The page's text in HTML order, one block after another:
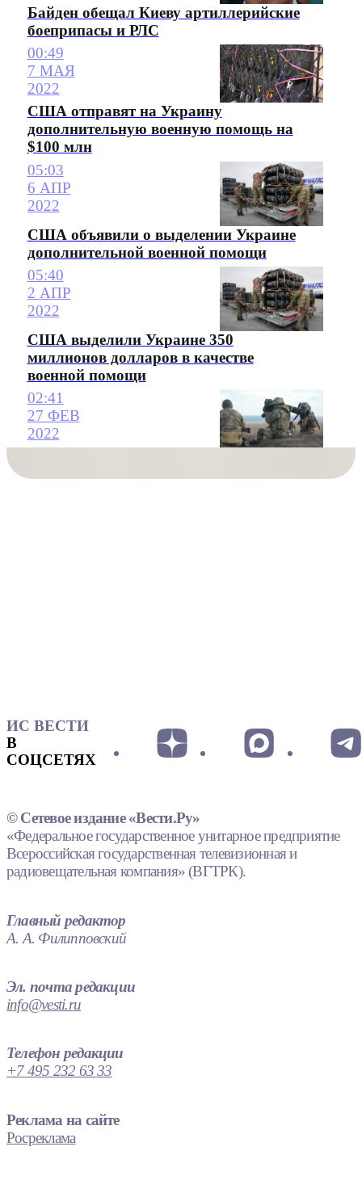
Байден обещал Киеву артиллерийские
боеприпасы и РЛС
00:49
7 МАЯ
2022
США отправят на Украину
дополнительную военную помощь на
$100 млн
05:03
6 АПР
2022
США объявили о выделении Украине
дополнительной военной помощи
05:40
2 АПР
2022
США выделили Украине 350
миллионов долларов в качестве
военной помощи
02:41
27 ФЕВ
2022
ИС ВЕСТИ
В
СОЦСЕТЯХ
© Сетевое издание «Вести.Ру»
«Федеральное государственное унитарное предприятие
Всероссийская государственная телевизионная и
радиовещательная компания» (ВГТРК).
Главный редактор
А. А. Филипповский
Эл. почта редакции
info@vesti.ru
Телефон редакции
+7 495 232 63 33
Реклама на сайте
Росреклама